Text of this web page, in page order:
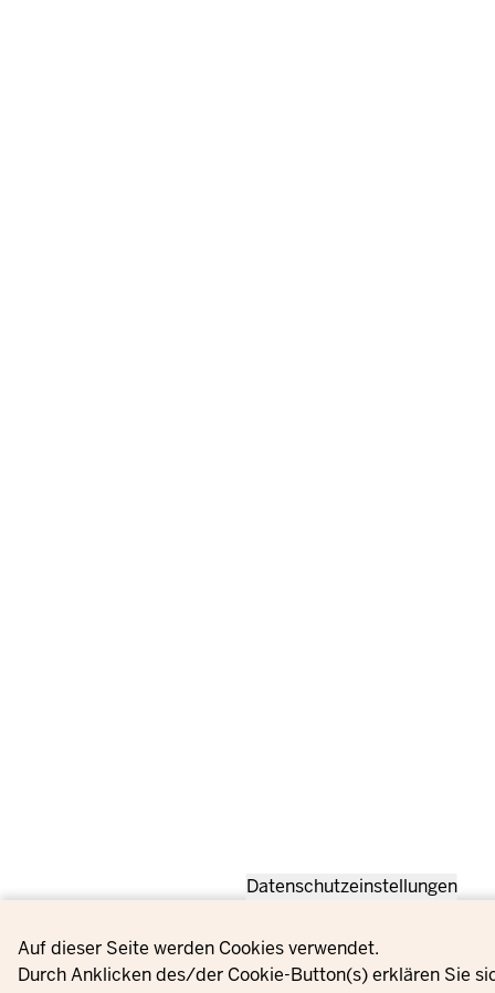
Privacy settings
Datenschutzeinstellungen
Auf dieser Seite werden Cookies verwendet.
Durch Anklicken des/der Cookie-Button(s) erklären Sie